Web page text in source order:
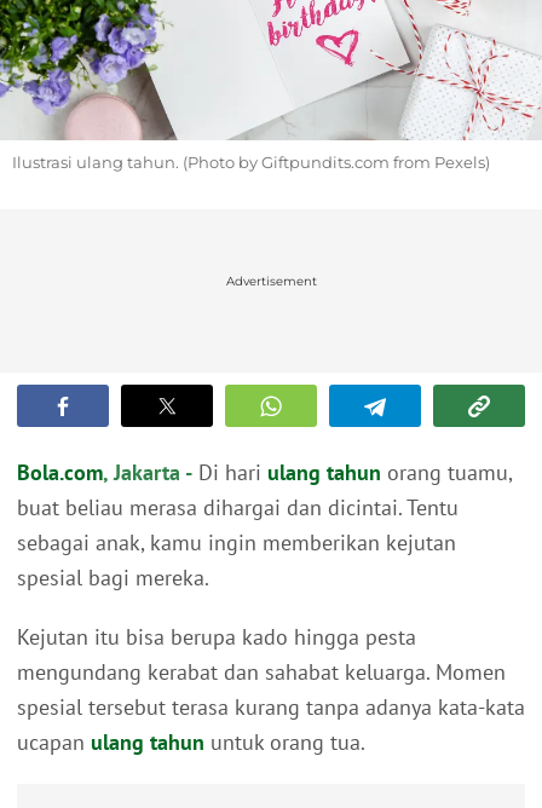
Ilustrasi ulang tahun. (Photo by Giftpundits.com from Pexels)
Advertisement
Bola.com, Jakarta - Di hari ulang tahun orang tuamu,
buat beliau merasa dihargai dan dicintai. Tentu
sebagai anak, kamu ingin memberikan kejutan
spesial bagi mereka.
Kejutan itu bisa berupa kado hingga pesta
mengundang kerabat dan sahabat keluarga. Momen
spesial tersebut terasa kurang tanpa adanya kata-kata
ucapan ulang tahun untuk orang tua.